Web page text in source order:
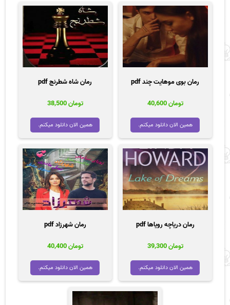
رمان بوی موهایت چند pdf
تومان40,600
همین الان دانلود میکنم.
رمان شاه شطرنج pdf
تومان38,500
همین الان دانلود میکنم.
رمان دریاچه رویاها pdf
تومان39,300
همین الان دانلود میکنم.
رمان شهرزاد pdf
تومان40,400
همین الان دانلود میکنم.